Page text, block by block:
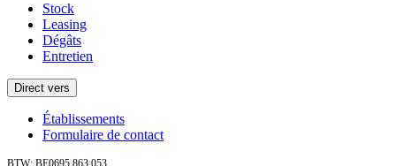
Stock
Leasing
Dégâts
Entretien
Direct vers
Établissements
Formulaire de contact
BTW: BE0695.863.053